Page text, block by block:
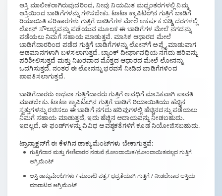
ಆಸ್ತಿ ಮಾಲೀಕರಾಗಿರುವುದರಿಂದ, ನೀವು ನಿಯಮಿತ ಮಧ್ಯಂತರಗಳಲ್ಲಿ ನಿಮ್ಮ
ಆಸ್ತಿಯಿಂದ ಬಾಡಿಗೆಗಳನ್ನು ಗಳಿಸಬೇಕು. ಟಾಟಾ ಕ್ಯಾಪಿಟಲ್‌ನ ಗುತ್ತಿಗೆ ಬಾಡಿಗೆ
ರಿಯಾಯಿತಿ ಪರಿಹಾರಗಳು ಗುತ್ತಿಗೆ ಬಾಡಿಗೆಗಳ ಮೇಲೆ ಆಕರ್ಷಕ ಬಡ್ಡಿ ದರಗಳಲ್ಲಿ
ಲೋನ್ ಸೌಲಭ್ಯವನ್ನು ಪಡೆಯುವ ಮೂಲಕ ಈ ಬಾಡಿಗೆಗಳ ಮೇಲೆ ನಗದನ್ನು
ಪಡೆಯಲು ನಿಮಗೆ ಸಹಾಯ ಮಾಡುತ್ತವೆ. ಮಾಸಿಕ ಆಧಾರದ ಮೇಲೆ
ಬಾಡಿಗೆದಾರರಿಂದ ಪಡೆದ ಗುತ್ತಿಗೆ ಬಾಡಿಗೆಗಳನ್ನು ಲೋನ್‌ಗೆ ಅಪ್ಲೈ ಮಾಡುವಾಗ
ಅಡಮಾನಗಳಾಗಿ ಬಳಸಲಾಗುತ್ತದೆ. ಬ್ಯಾಂಕ್ ದೀರ್ಘಾವಧಿಯ ನಗದು ಹರಿವನ್ನು
ಪರಿಶೀಲಿಸುತ್ತದೆ ಮತ್ತು ನಿಖರವಾದ ಮೊತ್ತದ ಆಧಾರದ ಮೇಲೆ ಲೋನನ್ನು
ಒದಗಿಸುತ್ತದೆ. ನಂತರ ಈ ಲೋನನ್ನು ಭರವಸೆ ನೀಡಿದ ಬಾಡಿಗೆಗಳಿಂದ
ಪಾವತಿಸಲಾಗುತ್ತದೆ.
ಬಾಡಿಗೆದಾರರು ಅಥವಾ ಗುತ್ತಿಗೆದಾರರು ಗುತ್ತಿಗೆ ಅವಧಿಗೆ ಮಾಸಿಕವಾಗಿ ಪಾವತಿ
ಮಾಡಬೇಕು. ಟಾಟಾ ಕ್ಯಾಪಿಟಲ್‌ನ ಗುತ್ತಿಗೆ ಬಾಡಿಗೆ ರಿಯಾಯಿತಿಯು ಹೆಚ್ಚಿನ
ಸ್ವತ್ತುಗಳನ್ನು ರಚಿಸಲು ಈ ಬಾಡಿಗೆ ನಗದು ಹರಿವುಗಳಲ್ಲಿ ಹೆಚ್ಚಿನದನ್ನು ಪಡೆಯಲು
ನಿಮಗೆ ಸಹಾಯ ಮಾಡುತ್ತದೆ, ಇದು ಹೆಚ್ಚಿನ ಆದಾಯವನ್ನು ನೀಡಬಹುದು.
ಇದಲ್ಲದೆ, ಈ ಫಂಡ್‌ಗಳನ್ನು ವಿವಿಧ ಅವಶ್ಯಕತೆಗಳಿಗೆ ಕೂಡ ನಿಯೋಜಿಸಬಹುದು.
ಟ್ರಾನ್ಸಾಕ್ಷನ್‌ಗೆ ಈ ಕೆಳಗಿನ ಡಾಕ್ಯುಮೆಂಟ್‌ಗಳು ಬೇಕಾಗುತ್ತವೆ:
ಗುತ್ತಿಗೆದಾರ ಮತ್ತು ಗೇಣಿದಾರರ ನಡುವೆ ನೋಂದಾಯಿತ/ನೋಂದಾಯಿತವಲ್ಲದ ಗುತ್ತಿಗೆ
ಅಗ್ರಿಮೆಂಟ್
ಆಸ್ತಿ ಡಾಕ್ಯುಮೆಂಟ್‌ಗಳು / ಮಾರಾಟ ಪತ್ರ / ಭದ್ರತೆಯಾಗಿ ಗುತ್ತಿಗೆ / ನೀಡಬೇಕಾದ ಆಸ್ತಿಯ
ಮಾರಾಟದ ಅಗ್ರಿಮೆಂಟ್